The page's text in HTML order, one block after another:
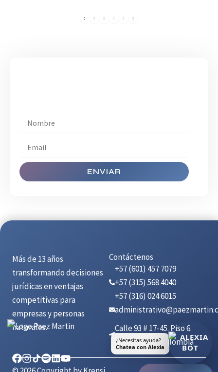
ENVIAR
Más de 13 años
transformando decisiones
jurídicas en ventajas
competitivas para
empresas y personas
naturales.
Contáctenos
+57 (601) 457 7079
+57 (315) 568 4040
+57 (316) 024 6015
Calle 93 # 17-45. Piso 6.
Bogotá, D.C., Colombia
¿Necesitas ayuda?
Chatea con Alexia